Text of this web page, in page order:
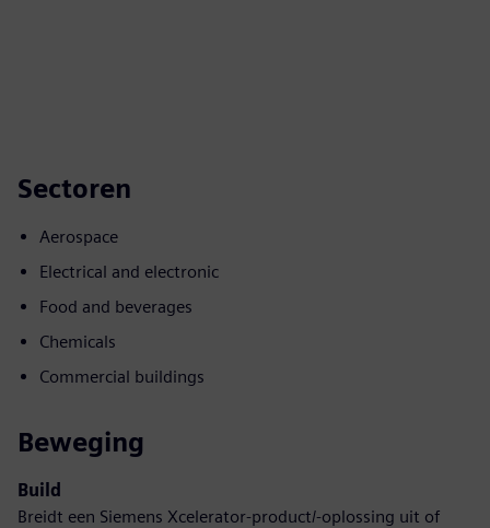
Sectoren
Aerospace
Electrical and electronic
Food and beverages
Chemicals
Commercial buildings
Beweging
Build
Breidt een Siemens Xcelerator-product/-oplossing uit of